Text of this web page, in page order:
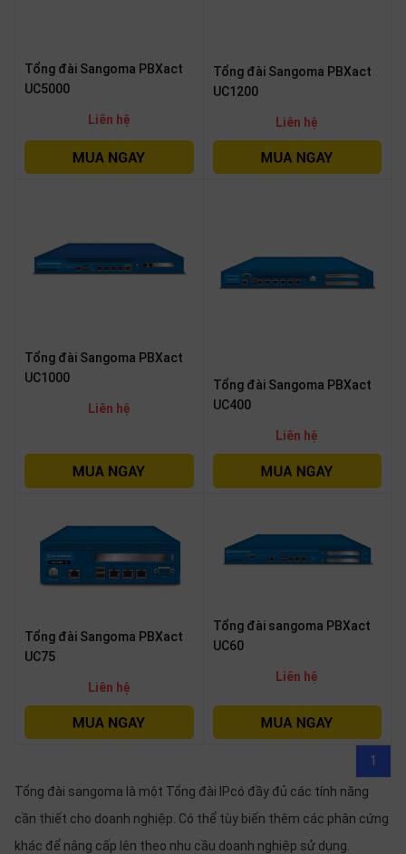
Tổng đài Sangoma PBXact
UC5000
Liên hệ
Tổng đài Sangoma PBXact
UC1200
Liên hệ
Tổng đài Sangoma PBXact
UC1000
Liên hệ
Tổng đài Sangoma PBXact
UC400
Liên hệ
Tổng đài Sangoma PBXact
UC75
Liên hệ
Tổng đài sangoma PBXact
UC60
Liên hệ
1
Tổng đài sangoma là một Tổng đài IPcó đầy đủ các tính năng
cần thiết cho doanh nghiệp. Có thể tùy biến thêm các phân cứng
khác để nâng cấp lên theo nhu cầu doanh nghiệp sử dụng.
NGỮ